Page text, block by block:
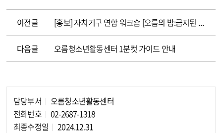
이전글 [홍보] 자치기구 연합 워크숍 [오름의 밤:금지된 수련회]
다음글 오름청소년활동센터 1분컷 가이드 안내
담당부서
오름청소년활동센터
전화번호
02-2687-1318
최종수정일
2024.12.31